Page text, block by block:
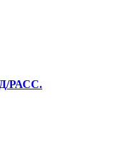
РАСС.